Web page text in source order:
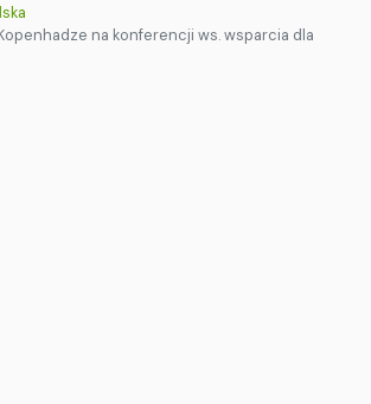
na konferencji ws. wsparcia dla